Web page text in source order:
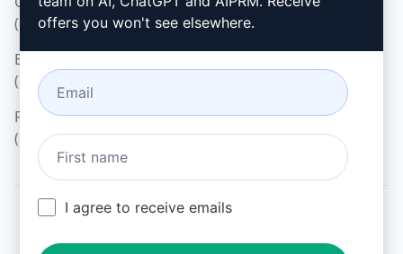
(en)
Browseruitbreidingsvoorwaarden
(en)
Factureringsvoorwaarden
(en)
offers you won't see elsewhere.
I agree to receive emails